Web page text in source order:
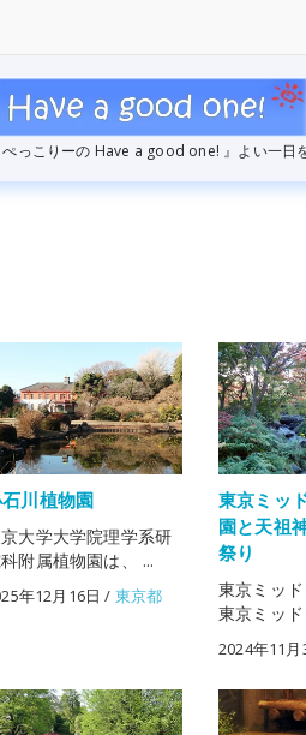
ぺっこりーの Have a good one! 』よい一日
川植物園
大学大学院理学系研
附属植物園は、 ...
年12月16日 / 東京都
東京ミッ
園と天祖
祭り
東京ミッ
東京ミッ
2024年11月